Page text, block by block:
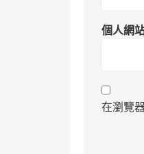
個人網
在瀏覽